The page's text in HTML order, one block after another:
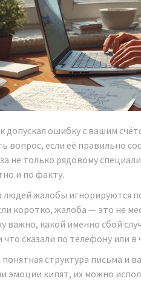
допускал ошибку с вашим
вопрос, если её правильно
не только рядовому
и по факту.
людей жалобы игнорируются
коротко, жалоба — это не
важно, какой именно сбой
что сказали по телефону или в
структура письма и
эмоции кипят, их можно